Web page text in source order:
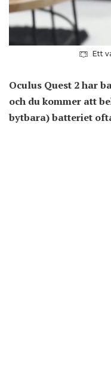
Ett
Oculus Quest 2 har
och du kommer att
bytbara) batteriet